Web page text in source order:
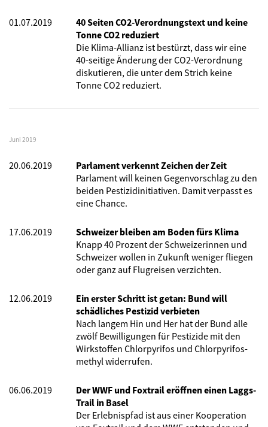
01.07.2019
40 Seiten CO2-Verordnungstext und keine
Tonne CO2 reduziert
Die Klima-Allianz ist bestürzt, dass wir eine
40-seitige Änderung der CO2-Verordnung
diskutieren, die unter dem Strich keine
Tonne CO2 reduziert.
Juni 2019
20.06.2019
Parlament verkennt Zeichen der Zeit
Parlament will keinen Gegenvorschlag zu den
beiden Pestizidinitiativen. Damit verpasst es
eine Chance.
17.06.2019
Schweizer bleiben am Boden fürs Klima
Knapp 40 Prozent der Schweizerinnen und
Schweizer wollen in Zukunft weniger fliegen
oder ganz auf Flugreisen verzichten.
12.06.2019
Ein erster Schritt ist getan: Bund will
schädliches Pestizid verbieten
Nach langem Hin und Her hat der Bund alle
zwölf Bewilligungen für Pestizide mit den
Wirkstoffen Chlorpyrifos und Chlorpyrifos-
methyl widerrufen.
06.06.2019
Der WWF und Foxtrail eröffnen einen Laggs-
Trail in Basel
Der Erlebnispfad ist aus einer Kooperation